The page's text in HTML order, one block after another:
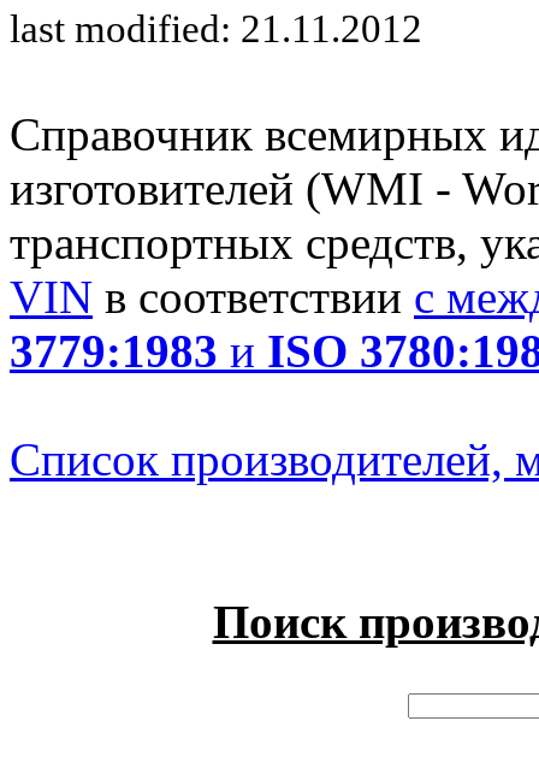
last modified: 21.11.2012
Справочник всемирных
изготовителей (WMI -
транспортных средств,
VIN в соответствии с
3779:1983 и ISO
Список производителей,
Поиск